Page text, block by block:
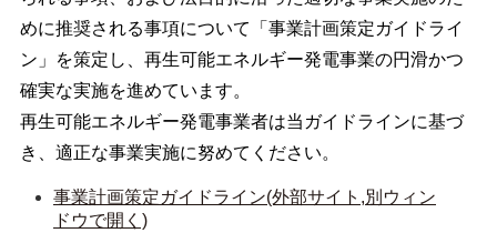
めに推奨される事項について「事業計画策定ガイドライ
ン」を策定し、再生可能エネルギー発電事業の円滑かつ
確実な実施を進めています。
再生可能エネルギー発電事業者は当ガイドラインに基づ
き、適正な事業実施に努めてください。
事業計画策定ガイドライン(外部サイト,別ウィン
ドウで開く)